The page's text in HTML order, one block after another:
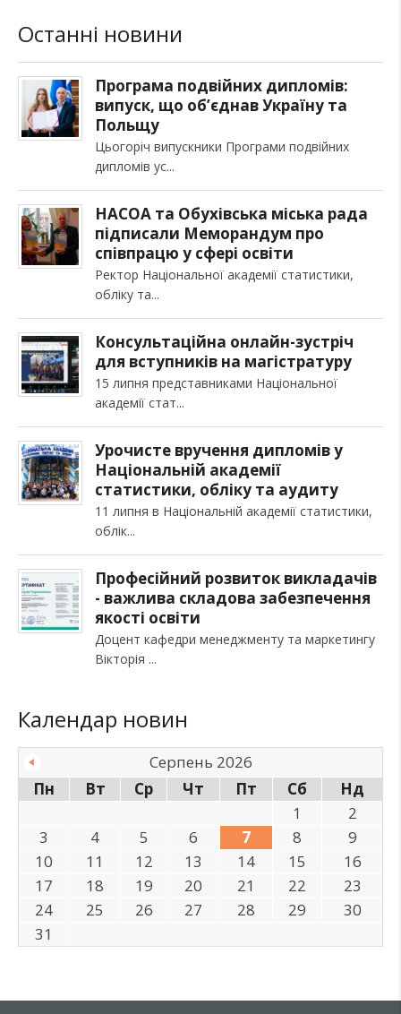
Останні новини
Програма подвійних дипломів:
випуск, що об’єднав Україну та
Польщу
Цьогоріч випускники Програми подвійних
дипломів ус
НАСОА та Обухівська міська рада
підписали Меморандум про
співпрацю у сфері освіти
Ректор Національної академії статистики,
обліку та
Консультаційна онлайн-зустріч
для вступників на магістратуру
15 липня представниками Національної
академії стат
Урочисте вручення дипломів у
Національній академії
статистики, обліку та аудиту
11 липня в Національній академії статистики,
облік
Професійний розвиток викладачів
- важлива складова забезпечення
якості освіти
Доцент кафедри менеджменту та маркетингу
Вікторія
Календар новин
Серпень 2026
Пн
Вт Ср Чт Пт Сб
Нд
1
2
3
4 5 6 7 8
9
10
11 12 13 14 15
16
17
18 19 20 21 22
23
24
25 26 27 28 29
30
31